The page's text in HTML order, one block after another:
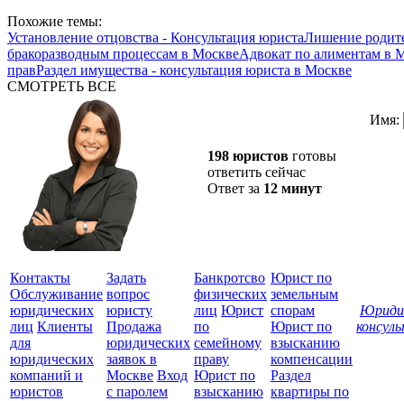
Похожие темы:
Установление отцовства - Консультация юристаЛишение
бракоразводным процессам в МосквеАдвокат по алиментам в
правРаздел имущества - консультация юриста в Москве
СМОТРЕТЬ ВСЕ
198 юристов готовы
ответить сейчас
Ответ за 12 минут
Имя:
Контакты
Обслуживание
юридических
лиц Клиенты
для
юридических
компаний и
юристов
Задать
вопрос
юристу
Продажа
юридических
заявок в
Москве Вход
с паролем
Банкротсво
физических
лиц Юрист
по
семейному
праву
Юрист по
взысканию
Юрист по
земельным
спорам
Юрист по
взысканию
компенсации
Раздел
квартиры по